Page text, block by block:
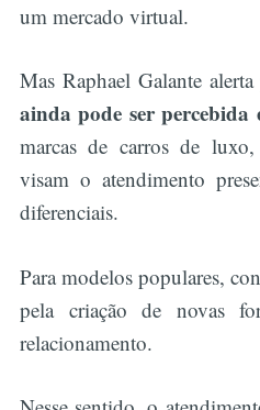
um mercado virtual.
Mas Raphael Galante
ainda pode ser percebida
marcas de carros de
visam o atendimento
diferenciais.
Para modelos populares,
pela criação de novas
relacionamento.